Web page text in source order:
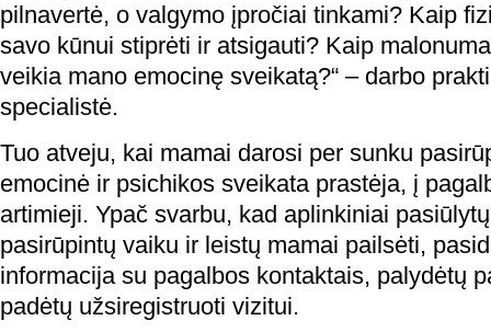
pilnavertė, o valgymo įpročiai tinkami? Kaip
savo kūnui stiprėti ir atsigauti? Kaip
veikia mano emocinę sveikatą?“ – darbo
specialistė.
Tuo atveju, kai mamai darosi per sunku
emocinė ir psichikos sveikata prastėja, į
artimieji. Ypač svarbu, kad aplinkiniai
pasirūpintų vaiku ir leistų mamai pailsėti,
informacija su pagalbos kontaktais, palydėtų
padėtų užsiregistruoti vizitui.